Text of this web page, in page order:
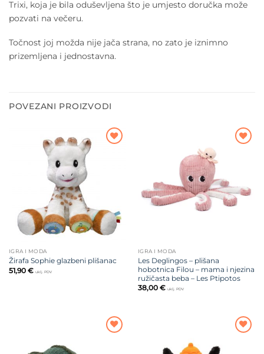
Trixi, koja je bila oduševljena što je umjesto doručka može
pozvati na večeru.
Točnost joj možda nije jača strana, no zato je iznimno
prizemljena i jednostavna.
POVEZANI PROIZVODI
IGRA I MODA
Žirafa Sophie glazbeni plišanac
51,90 € uklj. PDV
IGRA I MODA
Les Deglingos – plišana
hobotnica Filou – mama i njezina
ružičasta beba – Les Ptipotos
38,00 € uklj. PDV